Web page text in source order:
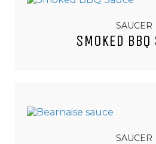
SAUCER
SMOKED BBQ
SAUCER